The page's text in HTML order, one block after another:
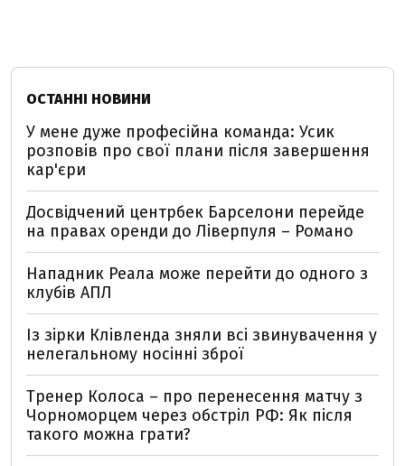
ОСТАННІ НОВИНИ
У мене дуже професійна команда: Усик
розповів про свої плани після завершення
кар'єри
Досвідчений центрбек Барселони перейде
на правах оренди до Ліверпуля – Романо
Нападник Реала може перейти до одного з
клубів АПЛ
Із зірки Клівленда зняли всі звинувачення у
нелегальному носінні зброї
Тренер Колоса – про перенесення матчу з
Чорноморцем через обстріл РФ: Як після
такого можна грати?